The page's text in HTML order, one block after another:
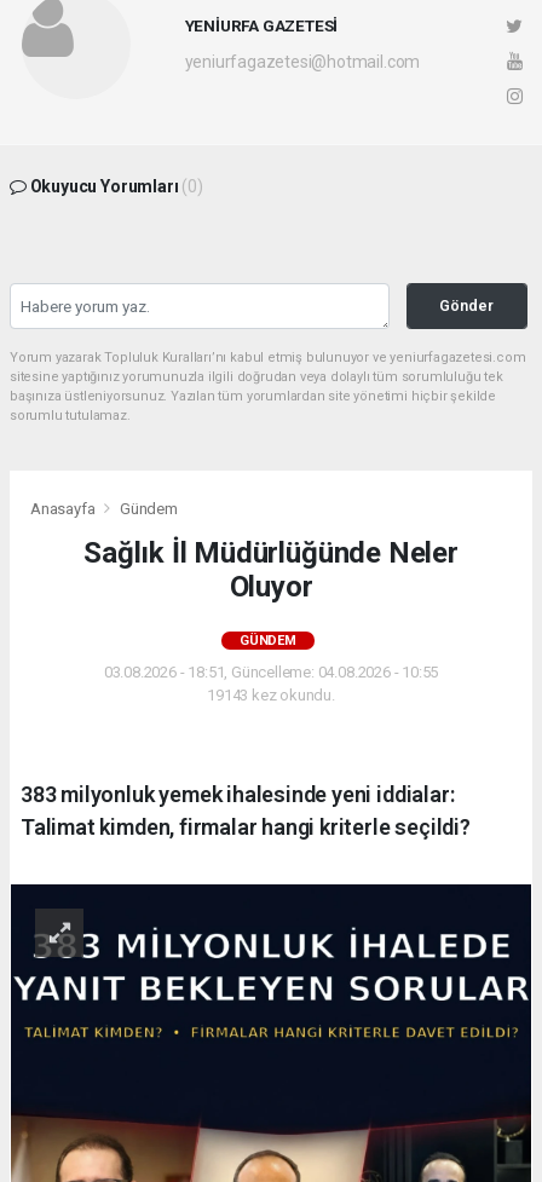
YENİURFA GAZETESİ
yeniurfagazetesi@hotmail.com
Okuyucu Yorumları (0)
Gönder
Yorum yazarak Topluluk Kuralları’nı kabul etmiş bulunuyor ve yeniurfagazetesi.com
sitesine yaptığınız yorumunuzla ilgili doğrudan veya dolaylı tüm sorumluluğu tek
başınıza üstleniyorsunuz. Yazılan tüm yorumlardan site yönetimi hiçbir şekilde
sorumlu tutulamaz.
Anasayfa Gündem
Sağlık İl Müdürlüğünde Neler
Oluyor
GÜNDEM
03.08.2026 - 18:51, Güncelleme: 04.08.2026 - 10:55
19143 kez okundu.
383 milyonluk yemek ihalesinde yeni iddialar:
Talimat kimden, firmalar hangi kriterle seçildi?